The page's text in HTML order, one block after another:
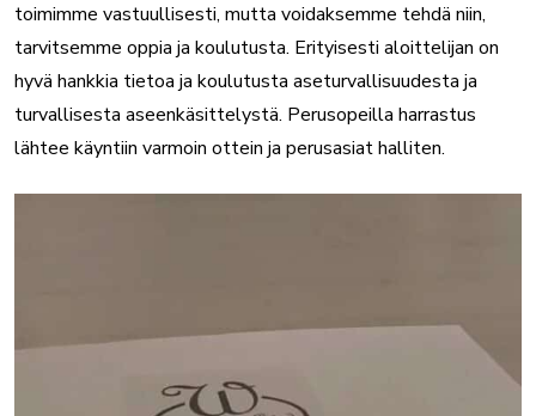
toimimme vastuullisesti, mutta voidaksemme tehdä niin,
tarvitsemme oppia ja koulutusta. Erityisesti aloittelijan on
hyvä hankkia tietoa ja koulutusta aseturvallisuudesta ja
turvallisesta aseenkäsittelystä. Perusopeilla harrastus
lähtee käyntiin varmoin ottein ja perusasiat halliten.